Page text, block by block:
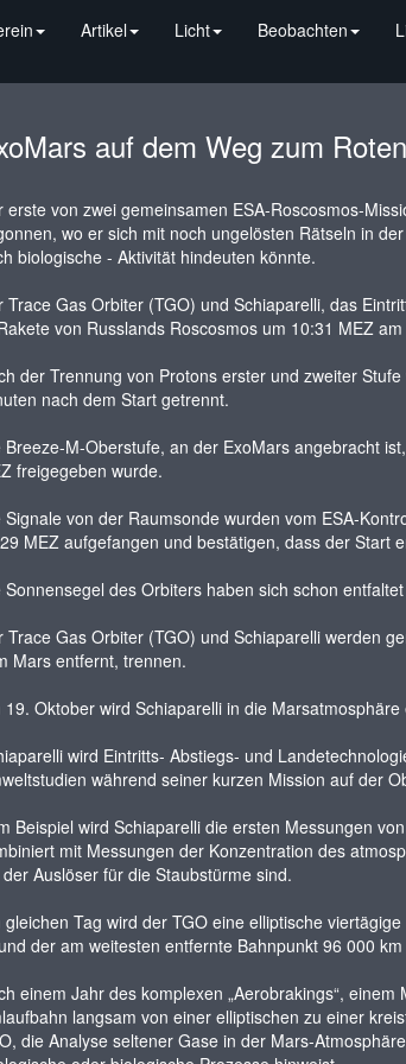
Artikel Licht Beobachten
auf dem Weg zum
erste von zwei gemeinsamen ESA-Roscosmos-
wo er sich mit noch ungelösten Rätseln in
biologische - Aktivität hindeuten könnte.
Trace Gas Orbiter (TGO) und Schiaparelli, das
von Russlands Roscosmos um 10:31 MEZ
der Trennung von Protons erster und zweiter
nach dem Start getrennt.
Breeze-M-Oberstufe, an der ExoMars angebracht
freigegeben wurde.
Signale von der Raumsonde wurden vom ESA-
MEZ aufgefangen und bestätigen, dass der Start
Sonnensegel des Orbiters haben sich schon
Trace Gas Orbiter (TGO) und Schiaparelli werden
Mars entfernt, trennen.
19. Oktober wird Schiaparelli in die
wird Eintritts- Abstiegs- und
während seiner kurzen Mission auf der
Beispiel wird Schiaparelli die ersten Messungen
mit Messungen der Konzentration des
Auslöser für die Staubstürme sind.
gleichen Tag wird der TGO eine elliptische
der am weitesten entfernte Bahnpunkt 96 000
einem Jahr des komplexen „Aerobrakings“,
langsam von einer elliptischen zu einer
die Analyse seltener Gase in der Mars-